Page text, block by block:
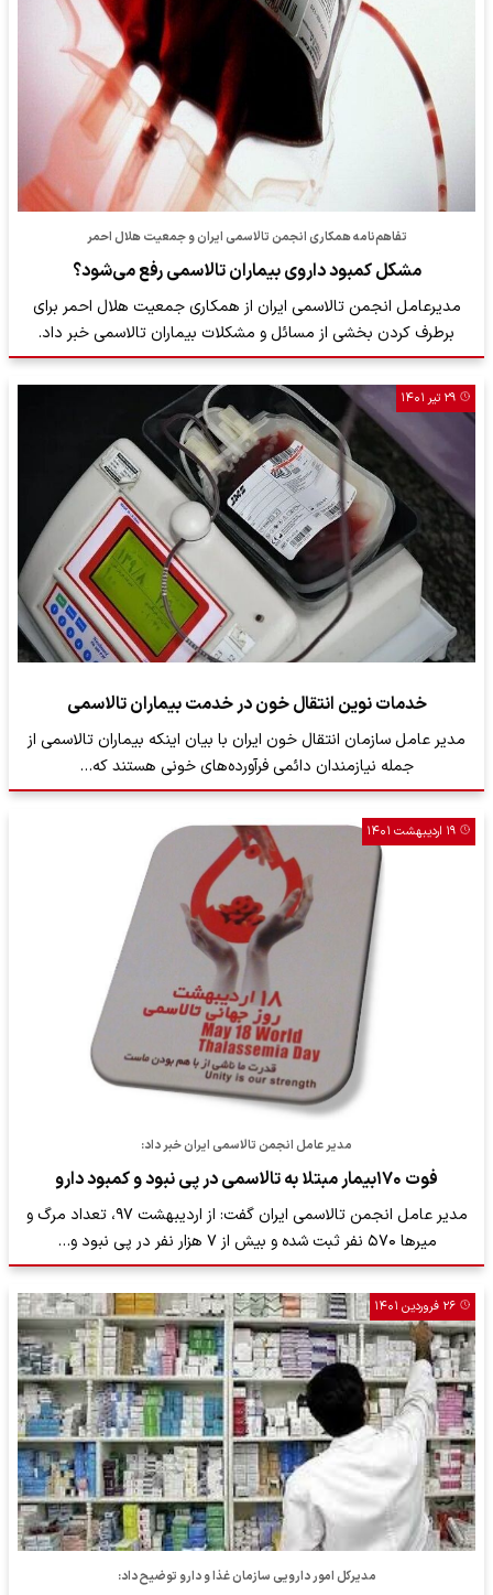
تفاهم‌نامه همکاری انجمن تالاسمی ایران و جمعیت هلال احمر
مشکل کمبود داروی بیماران تالاسمی رفع می‌شود؟
مدیرعامل انجمن تالاسمی ایران از همکاری جمعیت هلال احمر برای
برطرف کردن بخشی از مسائل و مشکلات بیماران تالاسمی خبر داد.
۲۹ تیر ۱۴۰۱
خدمات نوین انتقال خون در خدمت بیماران تالاسمی
​مدیر عامل سازمان انتقال خون ایران با بیان اینکه بیماران تالاسمی از
جمله نیازمندان دائمی فرآورده‌های خونی هستند که…
۱۹ اردیبهشت ۱۴۰۱
مدیر عامل انجمن تالاسمی ایران خبر داد:
فوت ۱۷۰بیمار مبتلا به تالاسمی در پی نبود و کمبود دارو
مدیر عامل انجمن تالاسمی ایران گفت: از اردیبهشت ۹۷، تعداد مرگ و
میرها ۵۷۰ نفر ثبت شده و بیش از ۷ هزار نفر در پی نبود و…
۲۶ فروردین ۱۴۰۱
مدیرکل امور دارویی سازمان غذا و دارو توضیح داد: